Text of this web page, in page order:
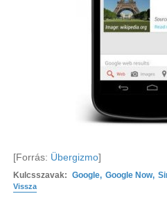
[Forrás: Übergizmo]
Kulcsszavak: Google, Google Now,
Vissza